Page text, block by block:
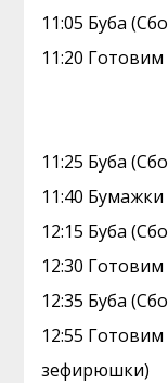
11:05 Буба
11:20
11:25 Буба
11:40
12:15 Буба
12:30
12:35 Буба
12:55
зефирюшки)